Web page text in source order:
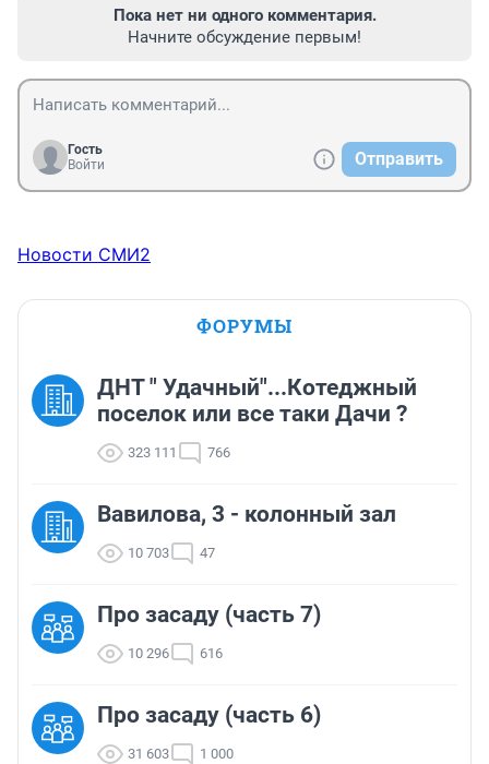
Пока нет ни одного комментария.
Начните обсуждение первым!
Гость
Войти
Отправить
Новости СМИ2
ФОРУМЫ
ДНТ " Удачный"...Котеджный
поселок или все таки Дачи ?
323 111 766
Вавилова, 3 - колонный зал
10 703 47
Про засаду (часть 7)
10 296 616
Про засаду (часть 6)
31 603 1 000